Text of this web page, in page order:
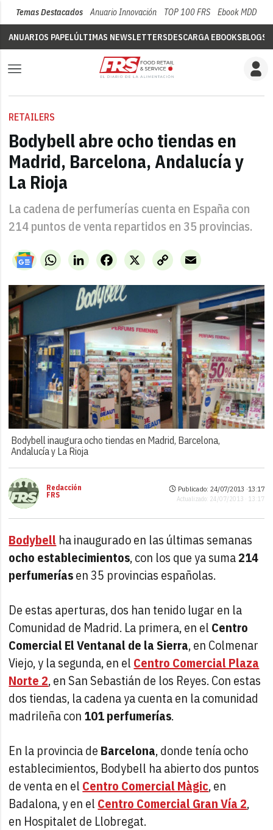
Temas Destacados Anuario Innovación TOP 100 FRS Ebook MDD
ANUARIOS PAPELÚLTIMAS NEWSLETTERSDESCARGA EBOOKSBLOGS
RETAILERS
Bodybell abre ocho tiendas en
Madrid, Barcelona, Andalucía y
La Rioja
La cadena de perfumerías cuenta en España con
214 puntos de venta repartidos en 35 provincias.
WhatsAppLinkedIn X
Facebook
Copy
Link
Email
Bodybell inaugura ocho tiendas en Madrid, Barcelona,
Andalucía y La Rioja
Redacción
FRS
Publicado: 24/07/2013 ·13:17
Actualizado: 24/07/2013 · 13:17
Bodybell ha inaugurado en las últimas semanas
ocho establecimientos, con los que ya suma214
perfumeríasen 35 provincias españolas.
De estas aperturas, dos han tenido lugar en la
Comunidad de Madrid. La primera, en el Centro
Comercial El Ventanal de la Sierra, en Colmenar
Viejo, y la segunda, en el Centro Comercial Plaza
Norte 2, en San Sebastián de los Reyes. Con estas
dos tiendas, la cadena ya cuenta en la comunidad
madrileña con 101 perfumerías.
En la provincia de Barcelona, donde tenía ocho
establecimientos, Bodybell ha abierto dos puntos
de venta en el Centro Comercial Màgic, en
Badalona, y en el Centro Comercial Gran Vía 2,
en Hospitalet de Llobregat.